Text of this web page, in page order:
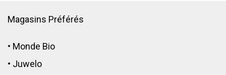
Magasins Préférés
• Monde Bio
• Juwelo